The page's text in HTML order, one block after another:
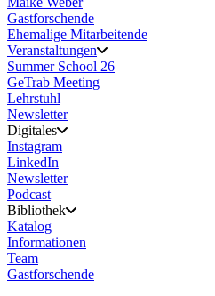
Gastforschende
Ehemalige Mitarbeitende
Veranstaltungen
Summer School 26
GeTrab Meeting
Lehrstuhl
Newsletter
Digitales
Instagram
LinkedIn
Newsletter
Podcast
Bibliothek
Katalog
Informationen
Team
Gastforschende